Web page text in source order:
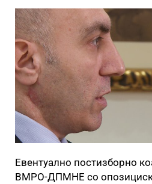
Евентуално постизборно
ВМРО-ДПМНЕ со